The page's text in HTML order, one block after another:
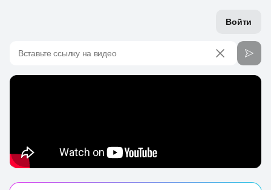
Войти
Вставьте ссылку на видео